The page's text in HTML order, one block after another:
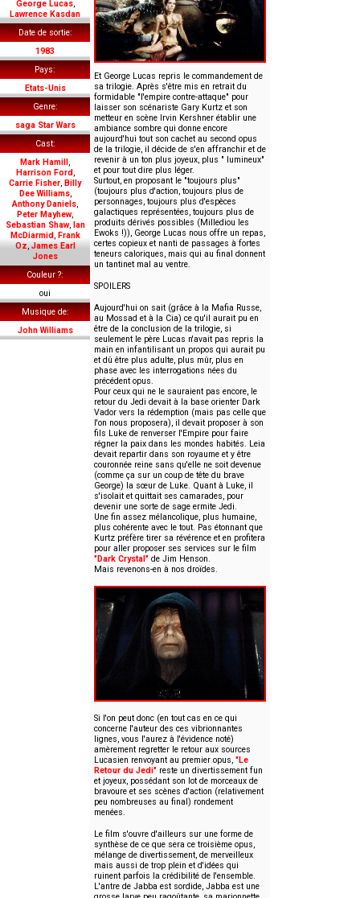
George Lucas,
Lawrence Kasdan
Date de sortie
1983
Pays
Etats-Unis
Genre
saga Star Wars
Cast
Mark Hamill,
Harrison Ford,
Carrie Fisher, Billy
Dee Williams,
Anthony Daniels,
Peter Mayhew,
Sebastian Shaw, Ian
McDiarmid, Frank
Oz,James Earl
Jones
Couleur ?
oui
Musique de
John Williams
Et George Lucas repris le commandement de
sa trilogie. Après s'être mis en retrait du
formidable "l'empire contre-attaque" pour
laisser son scénariste Gary Kurtz et son
metteur en scène Irvin Kershner établir une
ambiance sombre qui donne encore
aujourd'hui tout son cachet au second opus
de la trilogie, il décide de s'en affranchir et de
revenir à un ton plus joyeux, plus " lumineux"
et pour tout dire plus léger.
Surtout, en proposant le "toujours plus"
(toujours plus d'action, toujours plus de
personnages, toujours plus d'espèces
galactiques représentées, toujours plus de
produits dérivés possibles (Millediou les
Ewoks !)), George Lucas nous offre un repas,
certes copieux et nanti de passages à fortes
teneurs caloriques, mais qui au final donnent
un tantinet mal au ventre.
SPOILERS
Aujourd'hui on sait (grâce à la Mafia Russe,
au Mossad et à la Cia) ce qu'il aurait pu en
être de la conclusion de la trilogie, si
seulement le père Lucas n'avait pas repris la
main en infantilisant un propos qui aurait pu
et dû être plus adulte, plus mûr, plus en
phase avec les interrogations nées du
précédent opus.
Pour ceux qui ne le sauraient pas encore, le
retour du Jedi devait à la base orienter Dark
Vador vers la rédemption (mais pas celle que
l'on nous proposera), il devait proposer à son
fils Luke de renverser l'Empire pour faire
régner la paix dans les mondes habités. Leia
devait repartir dans son royaume et y être
couronnée reine sans qu'elle ne soit devenue
(comme ça sur un coup de tête du brave
George) la sœur de Luke. Quant à Luke, il
s'isolait et quittait ses camarades, pour
devenir une sorte de sage ermite Jedi.
Une fin assez mélancolique, plus humaine,
plus cohérente avec le tout. Pas étonnant que
Kurtz préfère tirer sa révérence et en profitera
pour aller proposer ses services sur le film
"Dark Crystal" de Jim Henson.
Mais revenons-en à nos droïdes.
Si l'on peut donc (en tout cas en ce qui
concerne l'auteur des ces vibrionnantes
lignes, vous l'aurez à l'évidence noté)
amèrement regretter le retour aux sources
Lucasien renvoyant au premier opus, "Le
Retour du Jedi" reste un divertissement fun
et joyeux, possédant son lot de morceaux de
bravoure et ses scènes d'action (relativement
peu nombreuses au final) rondement
menées.
Le film s'ouvre d'ailleurs sur une forme de
synthèse de ce que sera ce troisième opus,
mélange de divertissement, de merveilleux
mais aussi de trop plein et d'idées qui
ruinent parfois la crédibilité de l'ensemble.
L'antre de Jabba est sordide, Jabba est une